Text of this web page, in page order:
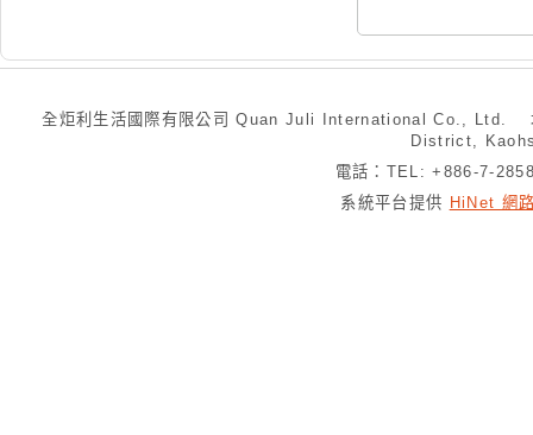
全炬利生活國際有限公司 Quan Juli International Co., Ltd.
District,
電話：TEL: +886-7-
系統平台提供 HiNet 網